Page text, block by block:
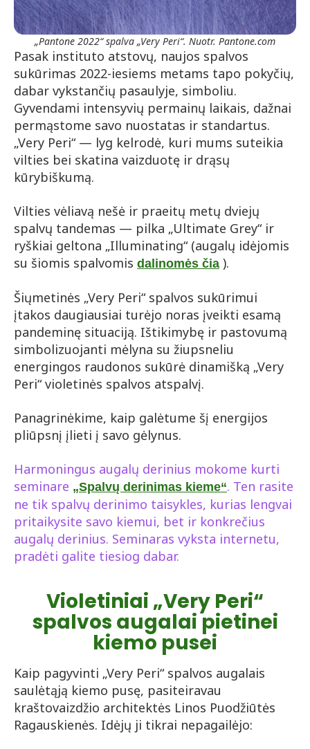
„Pantone 2022“ spalva „Very Peri“. Nuotr. Pantone.com
Pasak instituto atstovų, naujos spalvos
sukūrimas 2022-iesiems metams tapo pokyčių,
dabar vykstančių pasaulyje, simboliu.
Gyvendami intensyvių permainų laikais, dažnai
permąstome savo nuostatas ir standartus.
„Very Peri“ — lyg kelrodė, kuri mums suteikia
vilties bei skatina vaizduotę ir drąsų
kūrybiškumą.
Vilties vėliavą nešė ir praeitų metų dviejų
spalvų tandemas — pilka „Ultimate Grey“ ir
ryškiai geltona „Illuminating“ (augalų idėjomis
su šiomis spalvomis dalinomės čia ).
Šiųmetinės „Very Peri“ spalvos sukūrimui
įtakos daugiausiai turėjo noras įveikti esamą
pandeminę situaciją. Ištikimybę ir pastovumą
simbolizuojanti mėlyna su žiupsneliu
energingos raudonos sukūrė dinamišką „Very
Peri“ violetinės spalvos atspalvį.
Panagrinėkime, kaip galėtume šį energijos
pliūpsnį įlieti į savo gėlynus.
Harmoningus augalų derinius mokome kurti
seminare „Spalvų derinimas kieme“. Ten rasite
ne tik spalvų derinimo taisykles, kurias lengvai
pritaikysite savo kiemui, bet ir konkrečius
augalų derinius. Seminaras vyksta internetu,
pradėti galite tiesiog dabar.
Violetiniai „Very Peri“
spalvos augalai pietinei
kiemo pusei
Kaip pagyvinti „Very Peri“ spalvos augalais
saulėtąją kiemo pusę, pasiteiravau
kraštovaizdžio architektės Linos Puodžiūtės
Ragauskienės. Idėjų ji tikrai nepagailėjo: